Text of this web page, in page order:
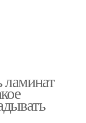
ламинат